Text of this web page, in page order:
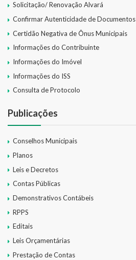
Solicitação/ Renovação Alvará
Confirmar Autenticidade de Documentos
Certidão Negativa de Ônus Municipais
Informações do Contribuinte
Informações do Imóvel
Informações do ISS
Consulta de Protocolo
Publicações
Conselhos Municipais
Planos
Leis e Decretos
Contas Públicas
Demonstrativos Contábeis
RPPS
Editais
Leis Orçamentárias
Prestação de Contas